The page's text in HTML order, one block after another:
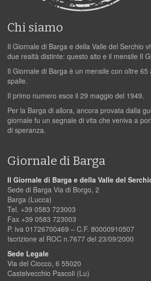
Chi siamo
Il Giornale di Barga e della Valle del Serchio
due realtà distinte: questo sito e il mensile Il
Il Giornale di Barga è un mensile con oltre 65
spalle.
Il primo numero esce il 29 maggio del 1949.
Per la Barga di allora, ancora provata dalla
giornale fu un segnale di vita che veniva a
di speranza.
Giornale di Barga
Il Giornale di Barga e della Valle del
Sede di Barga Via di Borgo, 2
Barga (Lucca)
Tel. +39 0583 723003
Fax +39 0583 723003
P. iva 01726700469 – C.F. 80000910507
Iscrizione al ROC n.7677 del 23/09/2000
Sede Legale
Via del Ciocco, 6 55020
Castelvecchio Pascoli (Lu)